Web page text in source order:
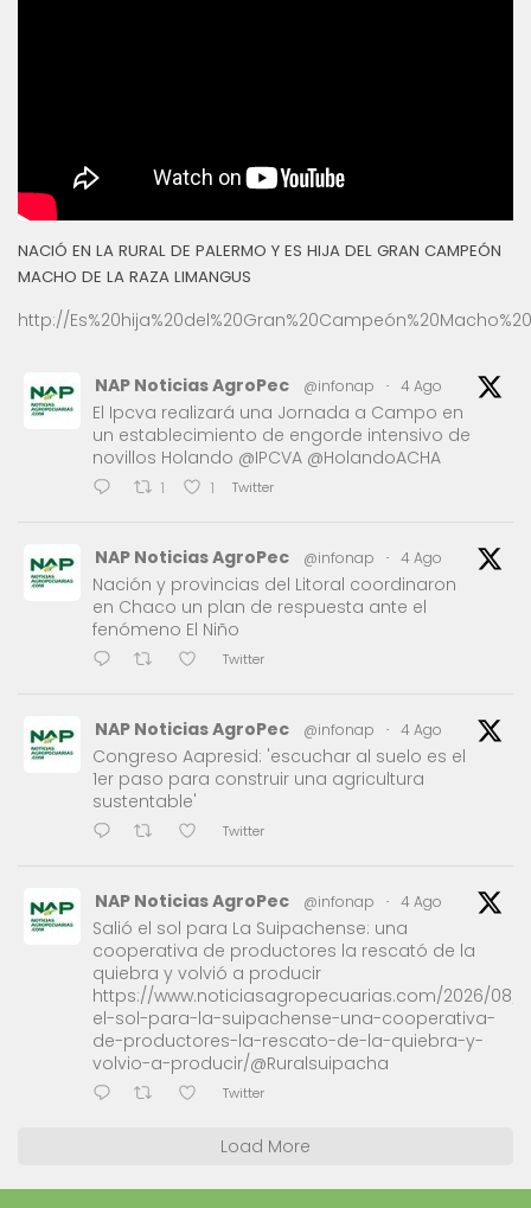
NACIÓ EN LA RURAL DE PALERMO Y ES HIJA DEL GRAN CAMPEÓN
MACHO DE LA RAZA LIMANGUS
http://
NAP Noticias AgroPec @infonap · 4 Ago
El Ipcva realizará una Jornada a Campo en
un establecimiento de engorde intensivo de
novillos Holando @IPCVA @HolandoACHA
1 1 Twitter
NAP Noticias AgroPec @infonap · 4 Ago
Nación y provincias del Litoral coordinaron
en Chaco un plan de respuesta ante el
fenómeno El Niño
Twitter
NAP Noticias AgroPec @infonap · 4 Ago
Congreso Aapresid: 'escuchar al suelo es el
1er paso para construir una agricultura
sustentable'
Twitter
NAP Noticias AgroPec @infonap · 4 Ago
Salió el sol para La Suipachense: una
cooperativa de productores la rescató de la
quiebra y volvió a producir
https://www.noticiasagropecuarias.com/2026/08/
el-sol-para-la-suipachense-una-cooperativa-
de-productores-la-rescato-de-la-quiebra-y-
volvio-a-producir/@Ruralsuipacha
Twitter
Load More